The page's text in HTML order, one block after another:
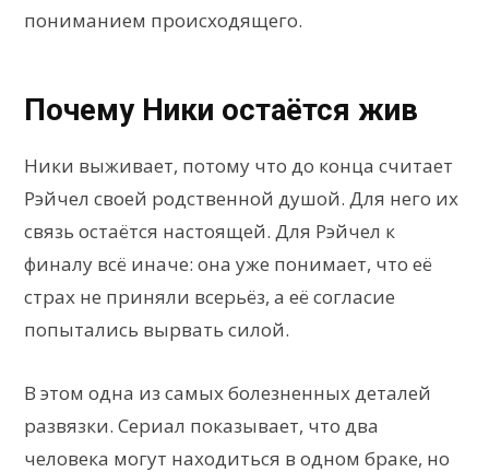
пониманием происходящего.
Почему Ники остаётся жив
Ники выживает, потому что до конца считает
Рэйчел своей родственной душой. Для него их
связь остаётся настоящей. Для Рэйчел к
финалу всё иначе: она уже понимает, что её
страх не приняли всерьёз, а её согласие
попытались вырвать силой.
В этом одна из самых болезненных деталей
развязки. Сериал показывает, что два
человека могут находиться в одном браке, но